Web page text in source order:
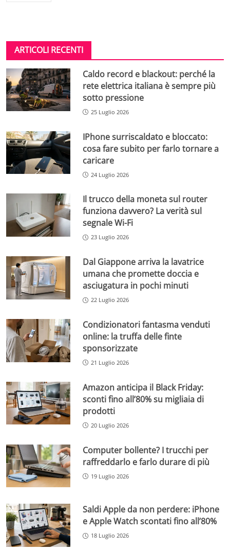
ARTICOLI RECENTI
Caldo record e blackout: perché la
rete elettrica italiana è sempre più
sotto pressione
25 Luglio 2026
IPhone surriscaldato e bloccato:
cosa fare subito per farlo tornare a
caricare
24 Luglio 2026
Il trucco della moneta sul router
funziona davvero? La verità sul
segnale Wi-Fi
23 Luglio 2026
Dal Giappone arriva la lavatrice
umana che promette doccia e
asciugatura in pochi minuti
22 Luglio 2026
Condizionatori fantasma venduti
online: la truffa delle finte
sponsorizzate
21 Luglio 2026
Amazon anticipa il Black Friday:
sconti fino all’80% su migliaia di
prodotti
20 Luglio 2026
Computer bollente? I trucchi per
raffreddarlo e farlo durare di più
19 Luglio 2026
Saldi Apple da non perdere: iPhone
e Apple Watch scontati fino all’80%
18 Luglio 2026